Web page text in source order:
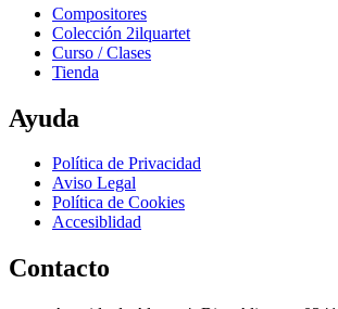
Compositores
Colección 2ilquartet
Curso / Clases
Tienda
Ayuda
Política de Privacidad
Aviso Legal
Política de Cookies
Accesiblidad
Contacto